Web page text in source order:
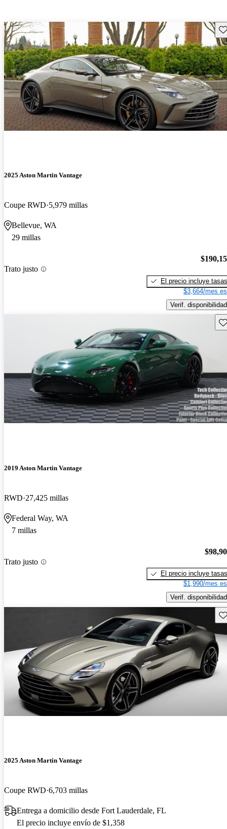
2025 Aston Martin Vantage
Coupe RWD 5,979 millas
Bellevue, WA
29 millas
Trato justo
El precio incluye tasas
$3,664/mes
Verif. disponibilidad
2019 Aston Martin Vantage
RWD 27,425 millas
Federal Way, WA
7 millas
Trato justo
El precio incluye tasas
$1,990/mes
Verif. disponibilidad
2025 Aston Martin Vantage
Coupe RWD 6,703 millas
Entrega a domicilio desde Fort Lauderdale, FL
El precio incluye envío de $1,358